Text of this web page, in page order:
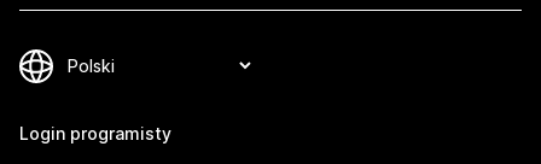
Login programisty